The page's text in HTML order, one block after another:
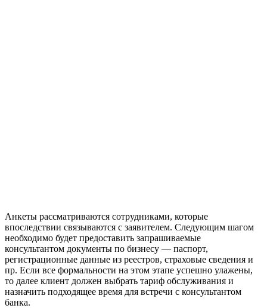
Анкеты рассматриваются сотрудниками, которые
впоследствии связываются с заявителем. Следующим шагом
необходимо будет предоставить запрашиваемые
консультантом документы по бизнесу — паспорт,
регистрационные данные из реестров, страховые сведения и
пр. Если все формальности на этом этапе успешно улажены,
то далее клиент должен выбрать тариф обслуживания и
назначить подходящее время для встречи с консультантом
банка.